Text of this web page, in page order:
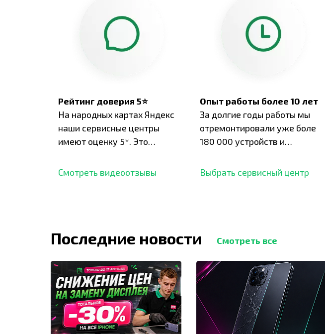
Рейтинг доверия 5⭐
На народных картах Яндекс
наши сервисные центры
имеют оценку 5*. Это
отзывов,
Смотреть видеоотзывы
Опыт работы более 10 лет
За долгие годы работы мы
отремонтировали уже боле
180 000 устройств и
опыт.
Выбрать сервисный центр
Последние новости Смотреть все